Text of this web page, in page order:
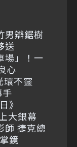
男辯鋸樹
送
場」！一
心
環不靈
》
大銀幕
師 捷克總
鏡